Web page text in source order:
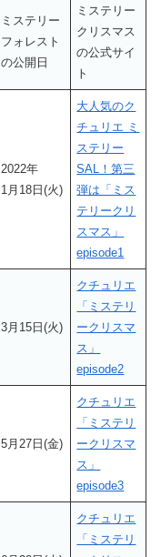
ミステリー
フォレスト
の公開日
ミステリー
クリスマス
の公式サイ
ト
2022年
1月18日(火)
大人気のク
チュリエ ミ
ステリー
SAL！第三
弾は「ミス
テリークリ
スマス」
episode1
3月15日(火)
クチュリエ
「ミステリ
ークリスマ
ス」
episode2
5月27日(金)
クチュリエ
「ミステリ
ークリスマ
ス」
episode3
クチュリエ
「ミステリ